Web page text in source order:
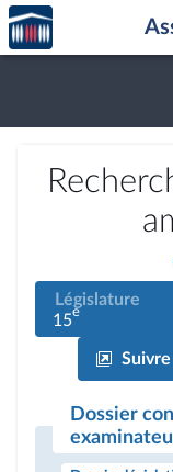
Aller au contenu
Aller en bas de la
Accèder
à la
page
Législature
15e
Dossier